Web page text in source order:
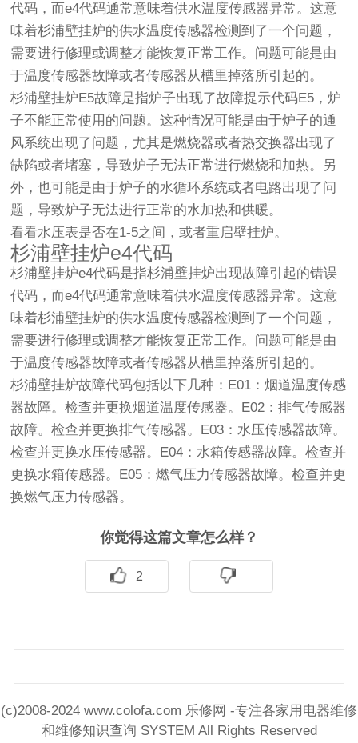
代码，而e4代码通常意味着供水温度传感器异常。这意
味着杉浦壁挂炉的供水温度传感器检测到了一个问题，
需要进行修理或调整才能恢复正常工作。问题可能是由
于温度传感器故障或者传感器从槽里掉落所引起的。
杉浦壁挂炉E5故障是指炉子出现了故障提示代码E5，炉
子不能正常使用的问题。这种情况可能是由于炉子的通
风系统出现了问题，尤其是燃烧器或者热交换器出现了
缺陷或者堵塞，导致炉子无法正常进行燃烧和加热。另
外，也可能是由于炉子的水循环系统或者电路出现了问
题，导致炉子无法进行正常的水加热和供暖。
看看水压表是否在1-5之间，或者重启壁挂炉。
杉浦壁挂炉e4代码
杉浦壁挂炉e4代码是指杉浦壁挂炉出现故障引起的错误
代码，而e4代码通常意味着供水温度传感器异常。这意
味着杉浦壁挂炉的供水温度传感器检测到了一个问题，
需要进行修理或调整才能恢复正常工作。问题可能是由
于温度传感器故障或者传感器从槽里掉落所引起的。
杉浦壁挂炉故障代码包括以下几种：E01：烟道温度传感
器故障。检查并更换烟道温度传感器。E02：排气传感器
故障。检查并更换排气传感器。E03：水压传感器故障。
检查并更换水压传感器。E04：水箱传感器故障。检查并
更换水箱传感器。E05：燃气压力传感器故障。检查并更
换燃气压力传感器。
你觉得这篇文章怎么样？
2
(c)2008-2024 www.colofa.com 乐修网 -专注各家用电器维修
和维修知识查询 SYSTEM All Rights Reserved